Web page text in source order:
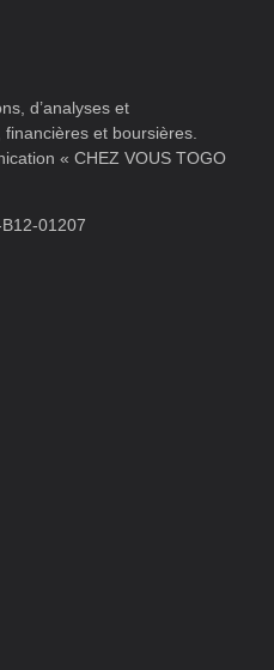
d’analyses et
et boursières.
« CHEZ VOUS TOGO
01207